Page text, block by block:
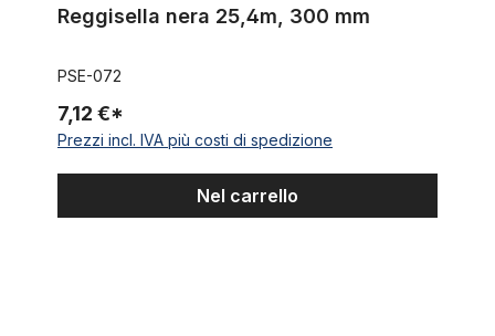
Reggisella nera 25,4m, 300 mm
PSE-072
7,12 €*
Prezzi incl. IVA più costi di spedizione
Nel carrello